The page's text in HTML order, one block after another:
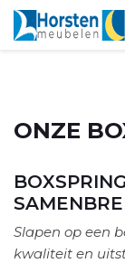
ONZE
Slapen op een
kwaliteit en